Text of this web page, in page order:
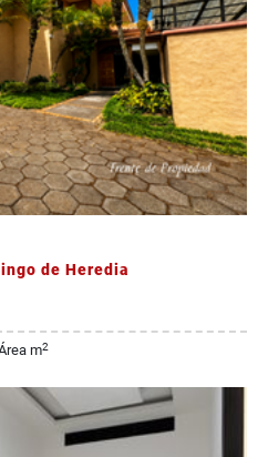
de Heredia
m2